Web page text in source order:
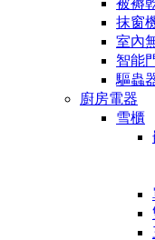
抹窗
室內
智能
驅蟲
廚房電器
雪櫃